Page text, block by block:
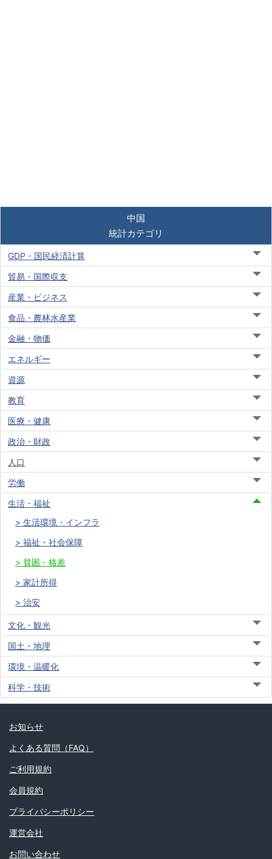
中国
統計カテゴリ
GDP・国民経済計算
貿易・国際収支
産業・ビジネス
食品・農林水産業
金融・物価
エネルギー
資源
教育
医療・健康
政治・財政
人口
労働
生活・福祉
生活環境・インフラ
福祉・社会保障
貧困・格差
家計所得
治安
文化・観光
国土・地理
環境・温暖化
科学・技術
お知らせ
よくある質問（FAQ）
ご利用規約
会員規約
プライバシーポリシー
運営会社
お問い合わせ